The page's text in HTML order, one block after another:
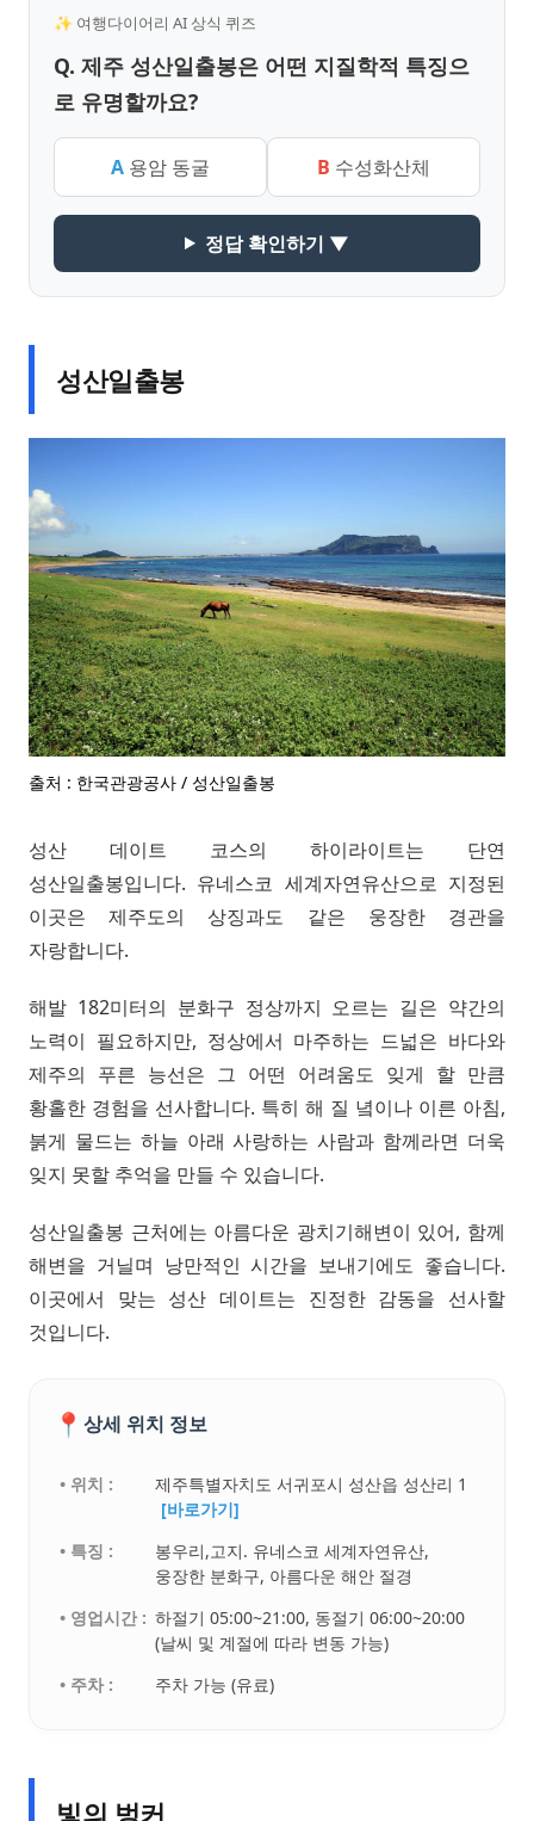
✨ 여행다이어리 AI 상식 퀴즈
Q. 제주 성산일출봉은 어떤 지질학적 특징으
로 유명할까요?
A 용암 동굴 B 수성화산체
정답 확인하기 ▼
성산일출봉
출처 : 한국관광공사 / 성산일출봉
성산 데이트 코스의 하이라이트는 단연
성산일출봉입니다. 유네스코 세계자연유산으로 지정된
이곳은 제주도의 상징과도 같은 웅장한 경관을
자랑합니다.
해발 182미터의 분화구 정상까지 오르는 길은 약간의
노력이 필요하지만, 정상에서 마주하는 드넓은 바다와
제주의 푸른 능선은 그 어떤 어려움도 잊게 할 만큼
황홀한 경험을 선사합니다. 특히 해 질 녘이나 이른 아침,
붉게 물드는 하늘 아래 사랑하는 사람과 함께라면 더욱
잊지 못할 추억을 만들 수 있습니다.
성산일출봉 근처에는 아름다운 광치기해변이 있어, 함께
해변을 거닐며 낭만적인 시간을 보내기에도 좋습니다.
이곳에서 맞는 성산 데이트는 진정한 감동을 선사할
것입니다.
📍 상세 위치 정보
• 위치 :
제주특별자치도 서귀포시 성산읍 성산리 1
[바로가기]
• 특징 :
봉우리,고지. 유네스코 세계자연유산,
웅장한 분화구, 아름다운 해안 절경
• 영업시간 : 하절기 05:00~21:00, 동절기 06:00~20:00
(날씨 및 계절에 따라 변동 가능)
• 주차 :
주차 가능 (유료)
빛의 벙커